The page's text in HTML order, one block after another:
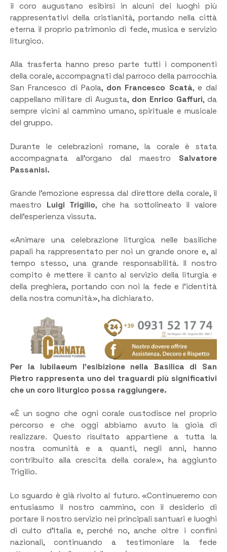
il coro augustano esibirsi in alcuni dei luoghi più
rappresentativi della cristianità, portando nella città
eterna il proprio patrimonio di fede, musica e servizio
liturgico.
Alla trasferta hanno preso parte tutti i componenti
della corale, accompagnati dal parroco della parrocchia
San Francesco di Paola, don Francesco Scatà, e dal
cappellano militare di Augusta, don Enrico Gaffuri, da
sempre vicini al cammino umano, spirituale e musicale
del gruppo.
Durante le celebrazioni romane, la corale è stata
accompagnata all’organo dal maestro Salvatore
Passanisi.
Grande l’emozione espressa dal direttore della corale, il
maestro Luigi Trigilio, che ha sottolineato il valore
dell’esperienza vissuta.
«Animare una celebrazione liturgica nelle basiliche
papali ha rappresentato per noi un grande onore e, al
tempo stesso, una grande responsabilità. Il nostro
compito è mettere il canto al servizio della liturgia e
della preghiera, portando con noi la fede e l’identità
della nostra comunità», ha dichiarato.
Per la Iubilaeum l’esibizione nella Basilica di San
Pietro rappresenta uno dei traguardi più significativi
che un coro liturgico possa raggiungere.
«È un sogno che ogni corale custodisce nel proprio
percorso e che oggi abbiamo avuto la gioia di
realizzare. Questo risultato appartiene a tutta la
nostra comunità e a quanti, negli anni, hanno
contribuito alla crescita della corale», ha aggiunto
Trigilio.
Lo sguardo è già rivolto al futuro. «Continueremo con
entusiasmo il nostro cammino, con il desiderio di
portare il nostro servizio nei principali santuari e luoghi
di culto d’Italia e, perché no, anche oltre i confini
nazionali, continuando a testimoniare la fede